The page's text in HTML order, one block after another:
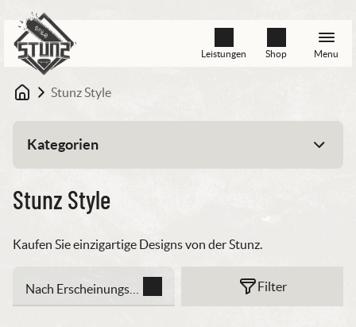
Leistungen Shop Menu
Startseite
Stunz Style
Kategorien
Blumen Saat
Gartenzubehör
Saat und Anzucht
Stunz Style
Kaufen Sie einzigartige Designs von der Stunz.
Filter